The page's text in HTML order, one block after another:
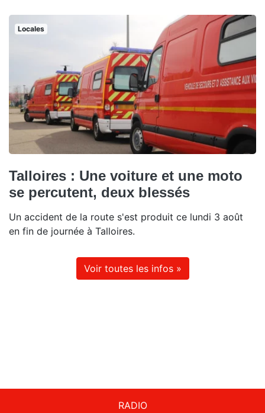
Locales
Talloires : Une voiture et une moto
se percutent, deux blessés
Un accident de la route s'est produit ce lundi 3 août
en fin de journée à Talloires.
Voir toutes les infos »
RADIO